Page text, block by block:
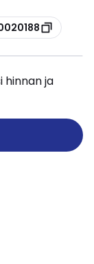
hinnan ja